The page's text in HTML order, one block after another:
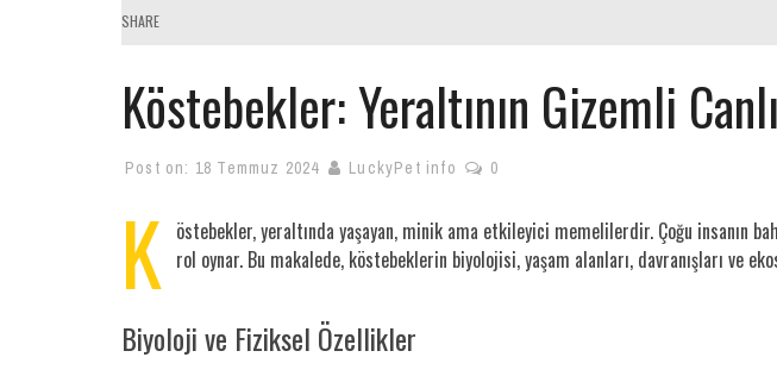
SHARE
Köstebekler: Yeraltının Gizemli
Post on: 18 Temmuz 2024 LuckyPet info 0
K östebekler, yeraltında yaşayan, minik ama etkileyici memelilerdir. Çoğu insanın
rol oynar. Bu makalede, köstebeklerin biyolojisi, yaşam alanları, davranışları ve
Biyoloji ve Fiziksel Özellikler